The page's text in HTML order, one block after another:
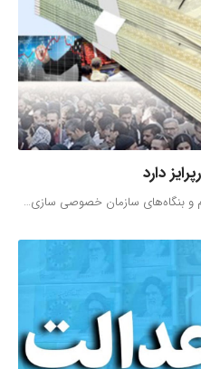
دارد
و بنگاه‌های سازمان خصوصی‌ سازی…